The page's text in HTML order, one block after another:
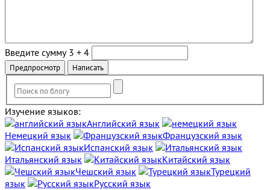
Введите сумму 3 + 4
Изучение языков:
Английский язык
Немецкий язык
Французский язык
Испанский язык
Итальянский язык
Китайский язык
Чешский язык
Турецкий
язык
Русский язык